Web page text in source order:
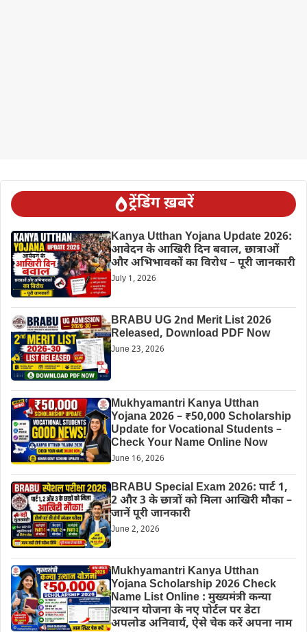
ट्रेंडिंग ख़बरें
Kanya Utthan Yojana Update 2026:
आवेदन के आखिरी दिन बवाल, छात्राओं
और अभिभावकों का विरोध – पूरी जानकारी
July 1, 2026
BRABU UG 2nd Merit List 2026
Released, Download PDF Now
June 23, 2026
Mukhyamantri Kanya Utthan
Yojana 2026 – ₹50,000 Scholarship
Update for Vocational Students –
Check Your Name Online Now
June 16, 2026
BRABU Special Exam 2026: पार्ट 1,
2 और 3 के छात्रों को मिला आखिरी मौका –
जानें पूरी जानकारी
June 2, 2026
Mukhyamantri Kanya Utthan
Yojana Scholarship 2026 Check
Name List Online : मुख्यमंत्री कन्या
उत्थान योजना के नए पोर्टल पर डेटा
अपलोड अनिवार्य, ऐसे चेक करें अपना नाम